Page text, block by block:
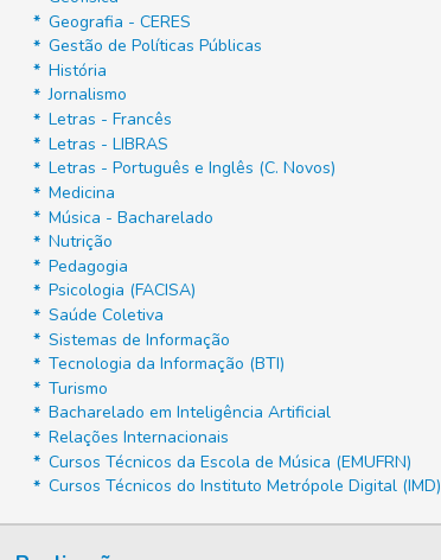
Geografia - CERES
Gestão de Políticas Públicas
História
Jornalismo
Letras - Francês
Letras - LIBRAS
Letras - Português e Inglês (C. Novos)
Medicina
Música - Bacharelado
Nutrição
Pedagogia
Psicologia (FACISA)
Saúde Coletiva
Sistemas de Informação
Tecnologia da Informação (BTI)
Turismo
Bacharelado em Inteligência Artificial
Relações Internacionais
Cursos Técnicos da Escola de Música (EMUFRN)
Cursos Técnicos do Instituto Metrópole Digital (IMD)